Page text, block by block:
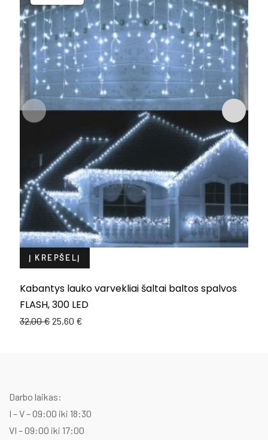
Į KREPŠELĮ
Kabantys lauko varvekliai šaltai baltos spalvos
FLASH, 300 LED
32,00€
Original 25,60 €
Current
Darbo laikas:
I – V – 09:00 iki 18:30
VI – 09:00 iki 17:00